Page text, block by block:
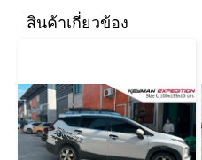
สินค้าเกี่ยวข้อง